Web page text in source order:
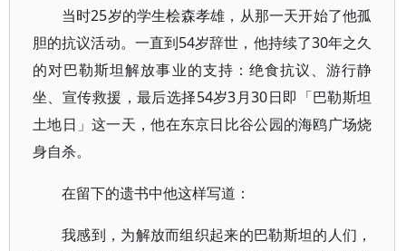
当时25岁的学生桧森孝雄，从那一天开始了他孤
胆的抗议活动。一直到54岁辞世，他持续了30年之久
的对巴勒斯坦解放事业的支持：绝食抗议、游行静
坐、宣传救援，最后选择54岁3月30日即「巴勒斯坦
土地日」这一天，他在东京日比谷公园的海鸥广场烧
身自杀。
在留下的遗书中他这样写道：
我感到，为解放而组织起来的巴勒斯坦的人们，